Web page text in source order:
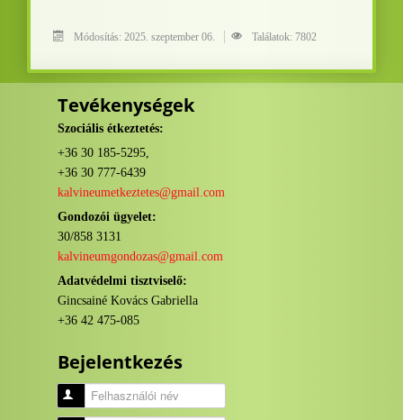
Módosítás: 2025. szeptember 06. Találatok: 7802
Tevékenységek
Szociális étkeztetés:
+36 30 185-5295,
+36 30 777-6439
kalvineumetkeztetes@gmail.com
Gondozói ügyelet:
30/858 3131
kalvineumgondozas@gmail.com
Adatvédelmi tisztviselő:
Gincsainé Kovács Gabriella
+36 42 475-085
Bejelentkezés
Felhasználói név